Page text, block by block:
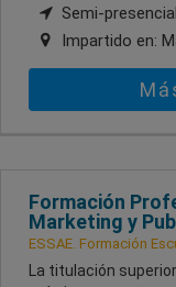
Semi-
Impartido en:
Formación
Marketing y
ESSAE. Formación
La titulación